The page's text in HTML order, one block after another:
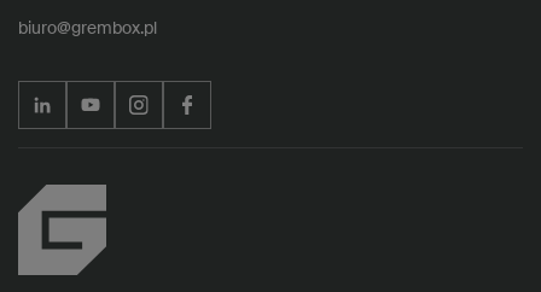
biuro@grembox.pl